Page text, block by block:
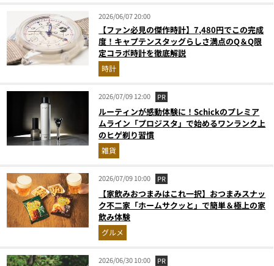
2026/06/07 20:00
【ファン必見の傑作時計】7,480円でこの完成
度！キャプテンスタッグらしさ満点のQ＆Q限
定コラボ時計を徹底解説
時計
2026/07/09 12:00 PR
ルーティンが感動体験に！Schickのプレミア
ムライン「プロジスタ」で始めるワンランク上
のヒゲ剃り習慣
雑貨
2026/07/09 10:00 PR
【家飲みおつまみはこれ一択】おつまみスナッ
ク不二家「ホームサクッと」で簡単＆極上の家
飲み体験
グルメ
2026/06/30 10:00 PR